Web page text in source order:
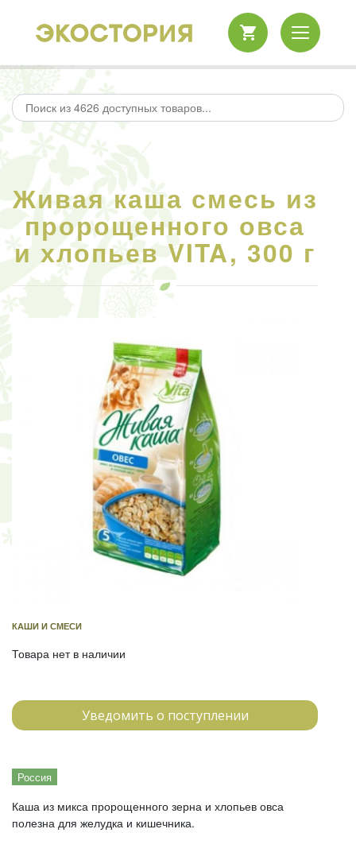
Живая каша смесь из
пророщенного овса
и хлопьев VITA, 300 г
КАШИ И СМЕСИ
Товара нет в наличии
Уведомить о поступлении
Россия
Каша из микса пророщенного зерна и хлопьев овса
полезна для желудка и кишечника.